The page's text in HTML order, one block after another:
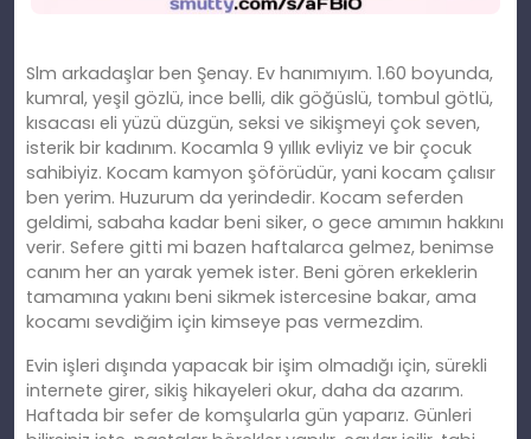
Slm arkadaşlar ben Şenay. Ev hanımıyım. 1.60 boyunda,
kumral, yeşil gözlü, ince belli, dik göğüslü, tombul götlü,
kısacası eli yüzü düzgün, seksi ve sikişmeyi çok seven,
isterik bir kadınım. Kocamla 9 yıllık evliyiz ve bir çocuk
sahibiyiz. Kocam kamyon şöförüdür, yani kocam çalısır
ben yerim. Huzurum da yerindedir. Kocam seferden
geldimi, sabaha kadar beni siker, o gece amımın hakkını
verir. Sefere gitti mi bazen haftalarca gelmez, benimse
canım her an yarak yemek ister. Beni gören erkeklerin
tamamına yakını beni sikmek istercesine bakar, ama
kocamı sevdiğim için kimseye pas vermezdim.
Evin işleri dışında yapacak bir işim olmadığı için, sürekli
internete girer, sikiş hikayeleri okur, daha da azarım.
Haftada bir sefer de komşularla gün yaparız. Günleri